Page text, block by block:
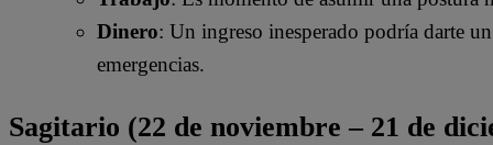
Dinero: Un ingreso inesperado podría darte
emergencias.
Sagitario (22 de noviembre – 21 de